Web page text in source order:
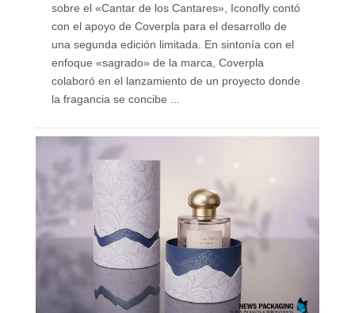
sobre el «Cantar de los Cantares», Iconofly contó
con el apoyo de Coverpla para el desarrollo de
una segunda edición limitada. En sintonía con el
enfoque «sagrado» de la marca, Coverpla
colaboró ​​en el lanzamiento de un proyecto donde
la fragancia se concibe ...